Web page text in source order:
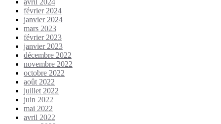
avril 2024
février 2024
janvier 2024
mars 2023
février 2023
janvier 2023
décembre 2022
novembre 2022
octobre 2022
août 2022
juillet 2022
juin 2022
mai 2022
avril 2022